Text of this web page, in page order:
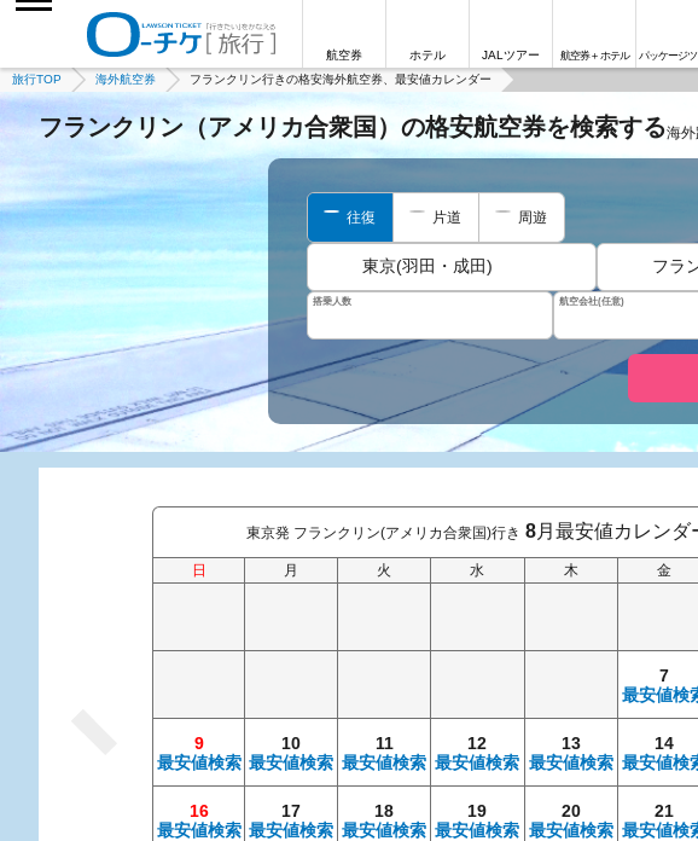
航空券 ホテル JALツアー 航空券＋ホテル パッケージ
旅行TOP 海外航空券 フランクリン行きの格安海外航空券、最安値カレンダー
フランクリン（アメリカ合衆国）の格安航空券を検索する海
往復 片道 周遊
東京(羽田・成田) フラ
搭乗人数 航空会社(任意)
東京発 フランクリン(アメリカ合衆国)行き 8月最安値カレンダ
日 月 火 水 木 金
7
最安値検
9
最安値検索
10
最安値検索
11
最安値検索
12
最安値検索
13
最安値検索
14
最安値検
16
最安値検索
17
最安値検索
18
最安値検索
19
最安値検索
20
最安値検索
21
最安値検